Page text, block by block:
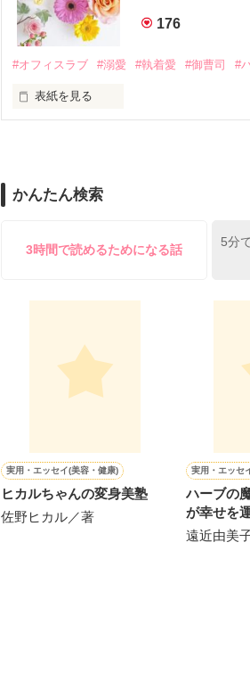
夏木美桜(なつきみお)
✕
鳴海哲平 (なるみてっぺい)
止まっていたはずの二人の時間が、再び
176
#オフィスラブ #溺愛 #執着愛 #御曹司 #
表紙を見る
雪瀬鷹哉（29）が『──俺と結婚してく
鷹哉『宜しくな、俺の雛子』🦅
シゴデキで冷徹な上司が見せる素顔
※表紙も作中使用の画像も全てフリー素
※執筆期間2026.6.3〜7.20完結です。
※他サイトさんにて恋愛トレンド1位
かんたん検索
3時間で読めるためになる話
5分
実用・エッセイ(美容・健康)
ヒカルちゃんの変身美塾
佐野ヒカル／著
実用・エッセ
ハーブの
が幸せを
遠近由美